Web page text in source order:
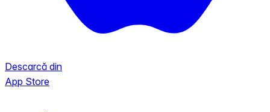
Descarcă din
App Store